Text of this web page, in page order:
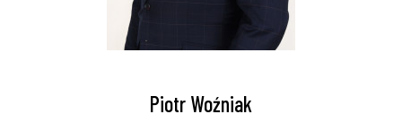
Piotr Woźniak